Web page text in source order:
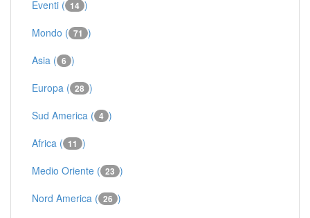
Eventi ( 14 )
Mondo ( 71 )
Asia ( 6 )
Europa ( 28 )
Sud America ( 4 )
Africa ( 11 )
Medio Oriente ( 23 )
Nord America ( 26 )